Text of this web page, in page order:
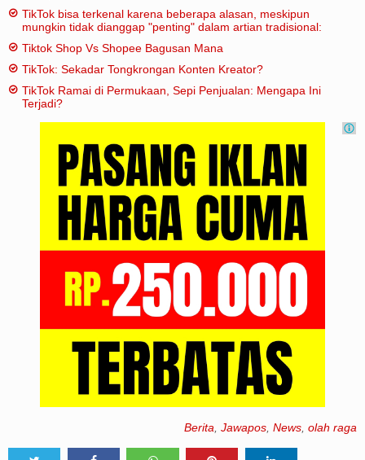
TikTok bisa terkenal karena beberapa alasan, meskipun
mungkin tidak dianggap "penting" dalam artian tradisional:
Tiktok Shop Vs Shopee Bagusan Mana
TikTok: Sekadar Tongkrongan Konten Kreator?
TikTok Ramai di Permukaan, Sepi Penjualan: Mengapa Ini
Terjadi?
Berita Jawapos News olah raga